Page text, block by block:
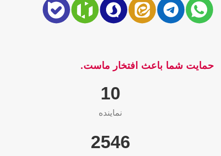
حمایت شما باعث افتخار ماست.
10
نماینده
2565